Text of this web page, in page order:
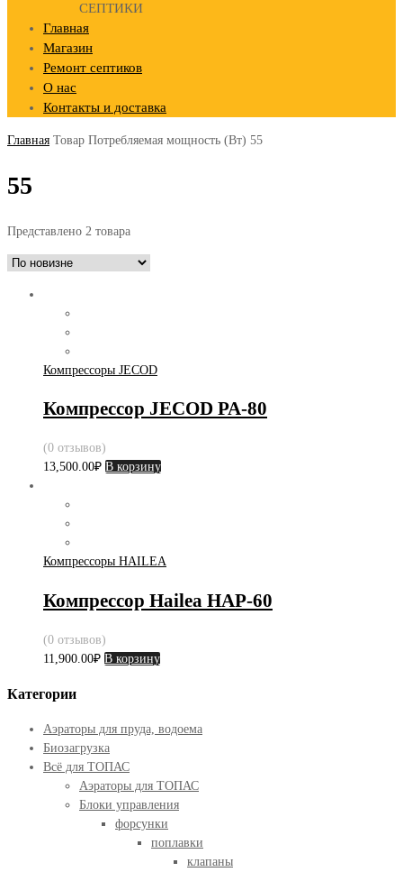
СЕПТИКИ
Главная
Магазин
Ремонт септиков
О нас
Контакты и доставка
Главная Товар Потребляемая мощность (Вт) 55
55
Представлено 2 товара
Компрессоры JECOD
Компрессор JECOD PA-80
(0 отзывов)
13,500.00₽ В корзину
Компрессоры HAILEA
Компрессор Hailea HAP-60
(0 отзывов)
11,900.00₽ В корзину
Категории
Аэраторы для пруда, водоема
Биозагрузка
Всё для ТОПАС
Аэраторы для ТОПАС
Блоки управления
форсунки
поплавки
клапаны